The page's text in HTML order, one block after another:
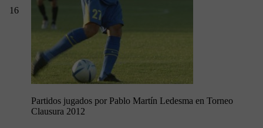
16
Partidos jugados por Pablo Martín Ledesma en Torneo
Clausura 2012